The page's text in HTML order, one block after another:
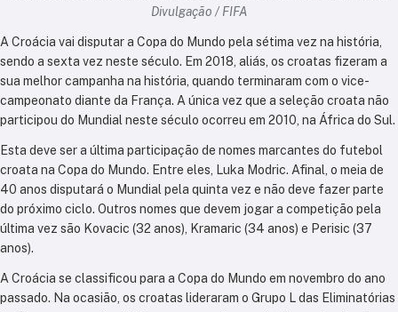
Divulgação / FIFA
A Croácia vai disputar a Copa do Mundo pela sétima vez na história,
sendo a sexta vez neste século. Em 2018, aliás, os croatas fizeram a
sua melhor campanha na história, quando terminaram com o vice-
campeonato diante da França. A única vez que a seleção croata não
participou do Mundial neste século ocorreu em 2010, na África do Sul.
Esta deve ser a última participação de nomes marcantes do futebol
croata na Copa do Mundo. Entre eles, Luka Modric. Afinal, o meia de
40 anos disputará o Mundial pela quinta vez e não deve fazer parte
do próximo ciclo. Outros nomes que devem jogar a competição pela
última vez são Kovacic (32 anos), Kramaric (34 anos) e Perisic (37
anos).
A Croácia se classificou para a Copa do Mundo em novembro do ano
passado. Na ocasião, os croatas lideraram o Grupo L das Eliminatórias